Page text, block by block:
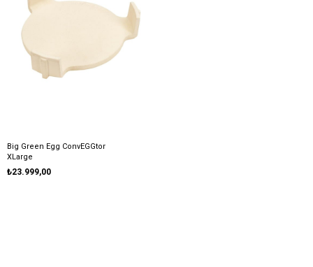
Big Green Egg ConvEGGtor
XLarge
₺23.999,00